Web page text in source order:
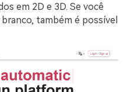
em 2D e 3D. Se você
também é possível